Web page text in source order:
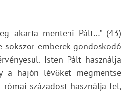
akarta menteni Pált…” (43)
sokszor emberek gondoskodó
Isten Pált használja
a hajón lévőket megmentse
római századost használja fel,